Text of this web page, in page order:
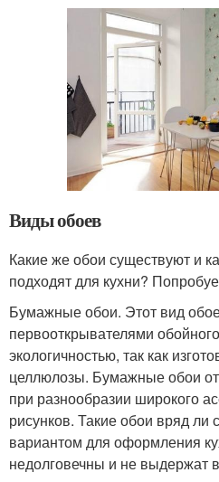
Виды обоев
Какие же обои существуют и
подходят для кухни?
Бумажные обои. Этот вид
первооткрывателями
экологичностью, так как
целлюлозы. Бумажные обои
при разнообразии широкого
рисунков. Такие обои вряд ли
вариантом для оформления
недолговечны и не выдержат